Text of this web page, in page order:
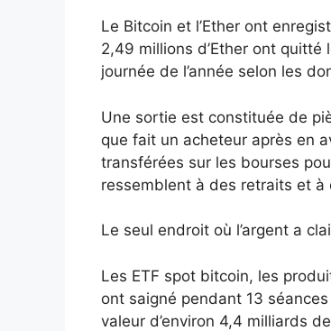
Le Bitcoin et l’Ether ont
2,49 millions d’Ether ont
journée de l’année selon les
Une sortie est constituée de
que fait un acheteur après en
transférées sur les bourses
ressemblent à des retraits et
Le seul endroit où l’argent a
Les ETF spot bitcoin, les
ont saigné pendant 13
valeur d’environ 4,4 milliards